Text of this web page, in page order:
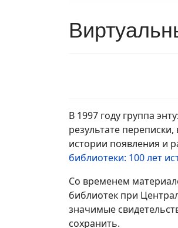
В 1997 году группа
результате
истории появления и
библиотеки: 100 лет
Со временем
библиотек при
значимые
сохранить.